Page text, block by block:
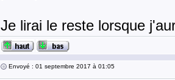
Je lirai le reste lorsque
Envoyé : 01 septembre 2017 à 01:05